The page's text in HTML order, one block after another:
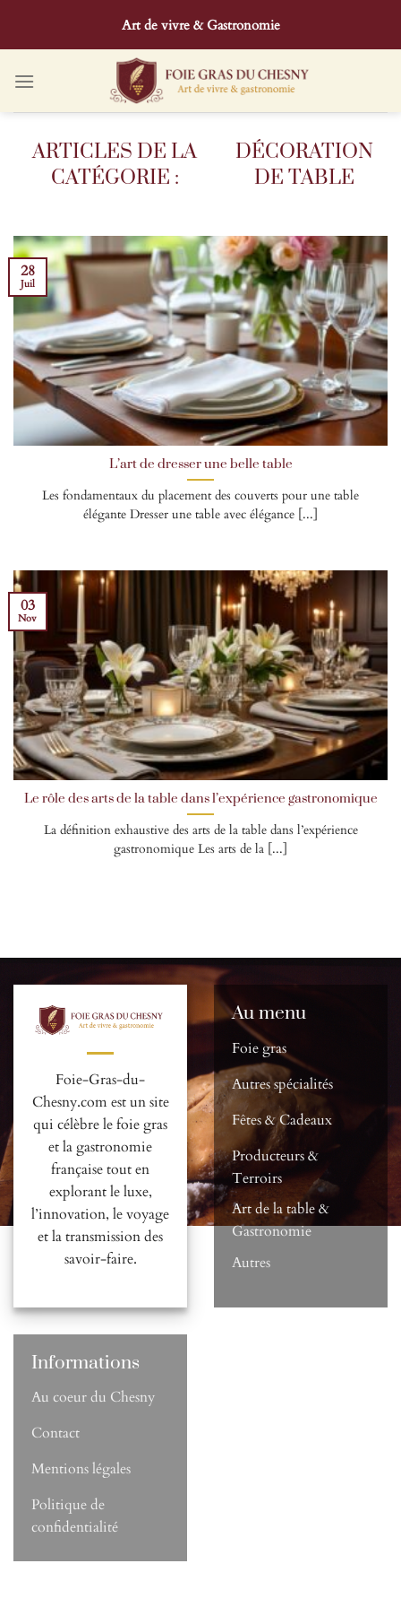
contenu
Art de vivre & Gastronomie
DÉCORATION
DE TABLE
L’art de dresser une belle table
Les fondamentaux du placement des couverts pour une table
élégante Dresser une table avec élégance [...]
28
Juil
Le rôle des arts de la table dans l’expérience gastronomique
La définition exhaustive des arts de la table dans l’expérience
gastronomique Les arts de la [...]
03
Nov
Foie-Gras-du-
Chesny.com est un site
qui célèbre le foie gras
et la gastronomie
française tout en
explorant le luxe,
l’innovation, le voyage
et la transmission des
savoir-faire.
Au menu
Foie gras
Autres spécialités
Fêtes & Cadeaux
Producteurs &
Terroirs
Art de la table &
Gastronomie
Autres
Informations
Au coeur du Chesny
Contact
Mentions légales
Politique de
confidentialité